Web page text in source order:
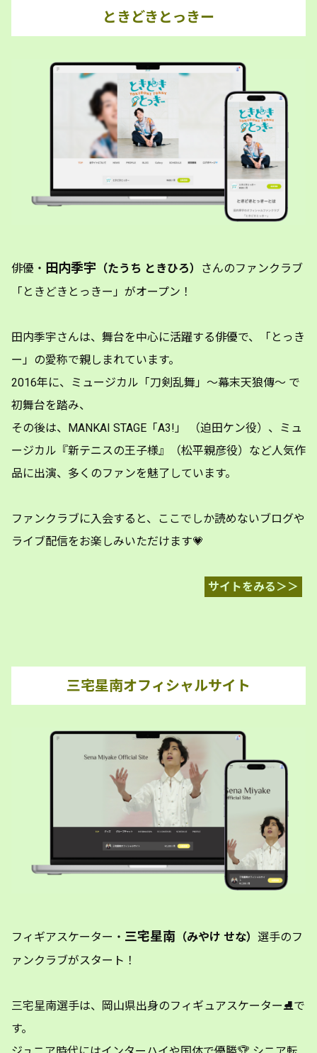
ときどきとっきー
俳優・ 田内季宇 （たうち ときひろ）
さんのファンクラブ
「ときどきとっきー」がオープン！
田内季宇さんは、舞台を中心に活躍する俳優で、「とっき
ー」の愛称で親しまれています。
2016年に、ミュージカル「刀剣乱舞」〜幕末天狼傳〜 で
初舞台を踏み、
その後は、MANKAI STAGE「A3!」 （迫田ケン役）、ミュ
ージカル『新テニスの王子様』（松平親彦役）など人気作
品に出演、多くのファンを魅了しています。
ファンクラブに入会すると、ここでしか読めないブログや
ライブ配信をお楽しみいただけます💗
サイトをみる＞＞
三宅星南オフィシャルサイト
フィギアスケーター・ 三宅星南 （みやけ せな） 選手のフ
ァンクラブがスタート！
三宅星南選手は、岡山県出身のフィギュアスケーター⛸で
す。